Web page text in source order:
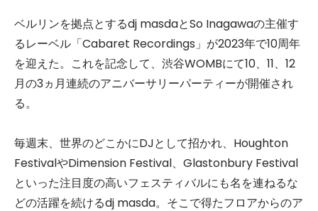
ベルリンを拠点とするdj masdaとSo Inagawaの主催す
るレーベル「Cabaret Recordings」が2023年で10周年
を迎えた。これを記念して、渋谷WOMBにて10、11、12
月の3ヵ月連続のアニバーサリーパーティーが開催され
る。
毎週末、世界のどこかにDJとして招かれ、Houghton
FestivalやDimension Festival、Glastonbury Festival
といった注目度の高いフェスティバルにも名を連ねるな
どの活躍を続けるdj masda。そこで得たフロアからのア